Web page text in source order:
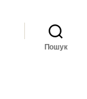
Пошук